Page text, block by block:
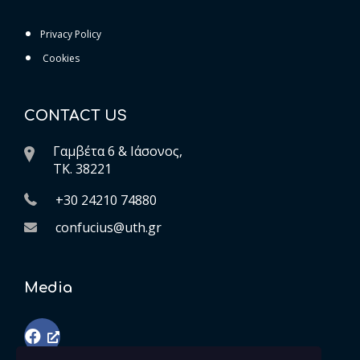
Privacy Policy
Cookies
CONTACT US
Γαμβέτα 6 & Ιάσονος,
ΤK. 38221
+30 24210 74880
confucius@uth.gr
Media